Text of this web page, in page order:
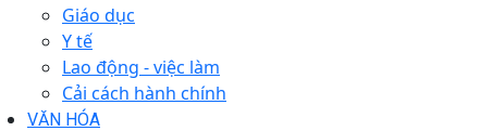
Giáo dục
Y tế
Lao động - việc làm
Cải cách hành chính
VĂN HÓA